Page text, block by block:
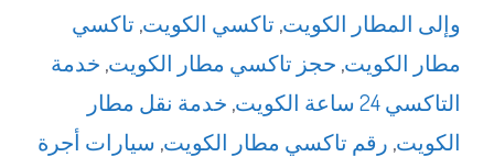
وإلى المطار الكويت, تاكسي الكويت, تاكسي
مطار الكويت, حجز تاكسي مطار الكويت, خدمة
التاكسي 24 ساعة الكويت
, خدمة نقل مطار
الكويت, رقم تاكسي مطار الكويت, سيارات أجرة